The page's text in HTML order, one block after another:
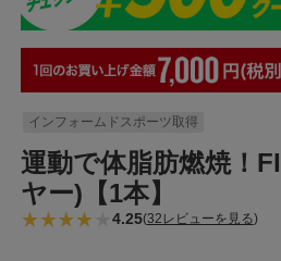
インフォームドスポーツ取得
運動で体脂肪燃焼！
ヤー)【1本】
4.25(32レビューを見る)